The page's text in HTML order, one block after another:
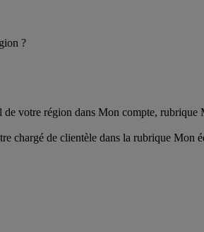
?
votre région dans Mon compte,
chargé de clientèle dans la rubrique Mon